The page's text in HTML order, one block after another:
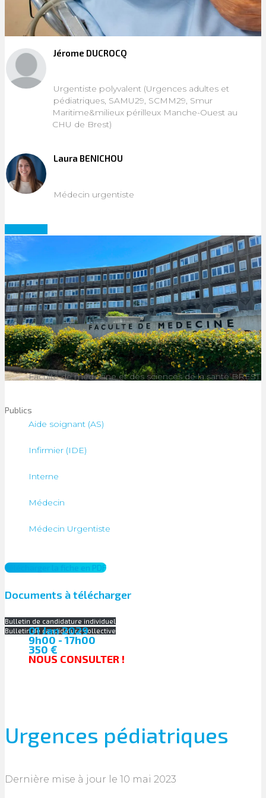
Jérome DUCROCQ
Urgentiste polyvalent (Urgences adultes et
pédiatriques, SAMU29, SCMM29, Smur
Maritime&milieux périlleux Manche-Ouest au
CHU de Brest)
Laura BENICHOU
Médecin urgentiste
Faculté de médecine et des sciences de la santé BREST
Publics
Aide soignant (AS)
Infirmier (IDE)
Interne
Médecin
Médecin Urgentiste
Télécharger la fiche en PDF
Documents à télécharger
Bulletin de candidature individuel
Bulletin de candidature collective
01 Jan 2029
9h00 - 17h00
350 €
NOUS CONSULTER !
Urgences pédiatriques
Dernière mise à jour le 10 mai 2023